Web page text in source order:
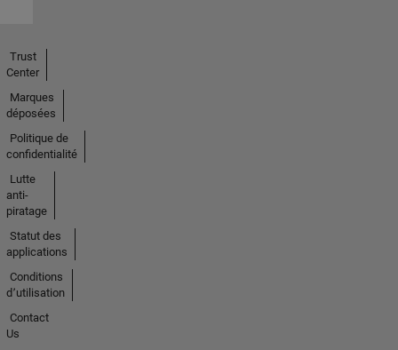
Trust
Center
Marques
déposées
Politique de
confidentialité
Lutte
anti-
piratage
Statut des
applications
Conditions
d՚utilisation
Contact
Us